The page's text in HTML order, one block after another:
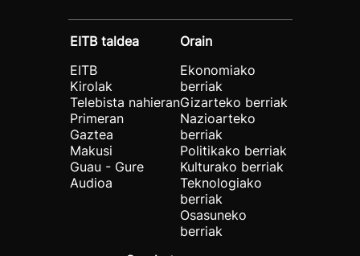
EITB taldea
EITB
Kirolak
Telebista nahieran
Primeran
Gaztea
Makusi
Guau - Gure
Audioa
Orain
Ekonomiako
berriak
Gizarteko berriak
Nazioarteko
berriak
Politikako berriak
Kulturako berriak
Teknologiako
berriak
Osasuneko
berriak